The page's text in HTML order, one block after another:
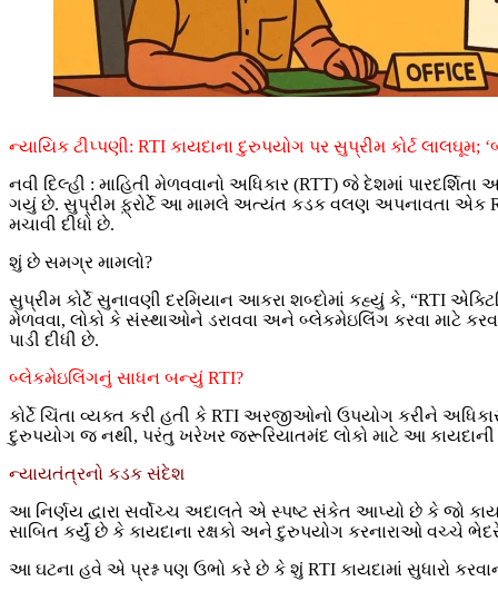
ન્યાયિક ટીપ્પણી: RTI કાયદાના દુરુપયોગ પર સુપ્રીમ કોર્ટ
નવી દિલ્હી : માહિતી મેળવવાનો અધિકાર (RTT) જે દેશમાં
ગયું છે. સુપ્રીમ ફ઼્રોર્ટે આ મામલે અત્યંત કડક વલણ અપનાવતા એક RTI
મચાવી દીધો છે.
શું છે સમગ્ર મામલો?
સુપ્રીમ કોર્ટે સુનાવણી દરમિયાન આકરા શબ્દોમાં કહ્યું કે, “RTI
મેળવવા, લોકો કે સંસ્થાઓને ડરાવવા અને બ્લેકમેઇલિંગ કરવા માટે
પાડી દીધી છે.
બ્લેકમેઇલિંગનું સાધન બન્યું RTI?
કોર્ટે ચિંતા વ્યક્ત કરી હતી કે RTI અરજીઓનો ઉપયોગ કરીને
દુરુપયોગ જ નથી, પરંતુ ખરેખર જરૂરિયાતમંદ લોકો માટે આ કાયદાની
ન્યાયતંત્રનો કડક સંદેશ
આ નિર્ણય દ્વારા સર્વોચ્ચ અદાલતે એ સ્પષ્ટ સંકેત આપ્યો છે કે જો
સાબિત કર્યું છે કે કાયદાના રક્ષકો અને દુરુપયોગ કરનારાઓ વચ્ચે
આ ઘટના હવે એ પ્રશ્ન પણ ઉભો કરે છે કે શું RTI કાયદામાં સુધારો